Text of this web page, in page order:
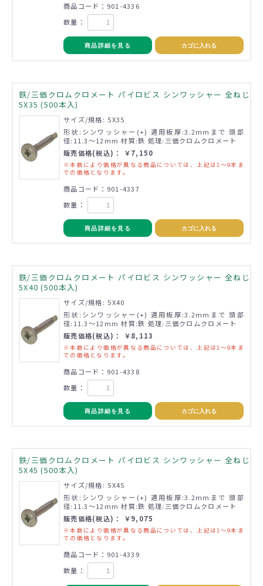
商品コード：901-4336
数量：
商品詳細を見る カゴに入れる
鉄/三価クロムクロメート パイロビス シンワッシャー 全ねじ
5X35 (500本入)
サイズ/規格: 5X35
形状:シンワッシャー(+) 適用板厚:3.2mmまで 頭部
径:11.3～12mm 材質:鉄 処理:三価クロムクロメート
販売価格(税込)： ￥7,150
※本数により価格が異なる商品については、上記は1～9本ま
での価格となります。
商品コード：901-4337
数量：
商品詳細を見る カゴに入れる
鉄/三価クロムクロメート パイロビス シンワッシャー 全ねじ
5X40 (500本入)
サイズ/規格: 5X40
形状:シンワッシャー(+) 適用板厚:3.2mmまで 頭部
径:11.3～12mm 材質:鉄 処理:三価クロムクロメート
販売価格(税込)： ￥8,113
※本数により価格が異なる商品については、上記は1～9本ま
での価格となります。
商品コード：901-4338
数量：
商品詳細を見る カゴに入れる
鉄/三価クロムクロメート パイロビス シンワッシャー 全ねじ
5X45 (500本入)
サイズ/規格: 5X45
形状:シンワッシャー(+) 適用板厚:3.2mmまで 頭部
径:11.3～12mm 材質:鉄 処理:三価クロムクロメート
販売価格(税込)： ￥9,075
※本数により価格が異なる商品については、上記は1～9本ま
での価格となります。
商品コード：901-4339
数量：